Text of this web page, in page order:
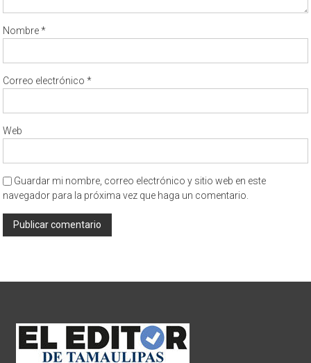
Nombre*
Correo electrónico*
Web
Guardar mi nombre, correo electrónico y sitio web en este
navegador para la próxima vez que haga un comentario.